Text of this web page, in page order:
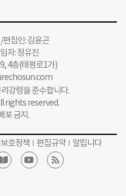
집인: 김윤곤
자: 정유진
4층(태평로1가)
강령을 준수합니다.
rights reserved.
포 금지.
호정책 편집규약 알립니다